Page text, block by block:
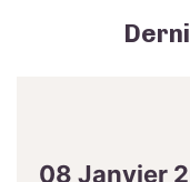
08 Janvier